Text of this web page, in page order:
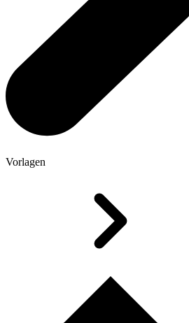
Vorlagen